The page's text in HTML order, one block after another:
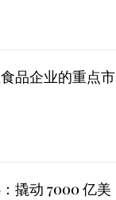
品企业的重点市
撬动 7000 亿美